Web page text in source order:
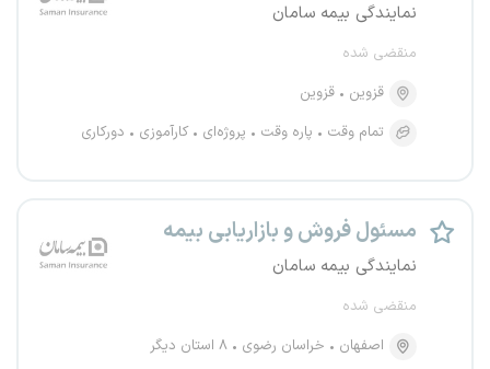
نمایندگی بیمه سامان
منقضی شده
قزوین
قزوین
تمام وقت
پاره وقت پروژه‌ای کارآموزی دورکاری
مسئول فروش و بازاریابی بیمه
نمایندگی بیمه سامان
منقضی شده
اصفهان
خراسان رضوی
۸ استان دیگر